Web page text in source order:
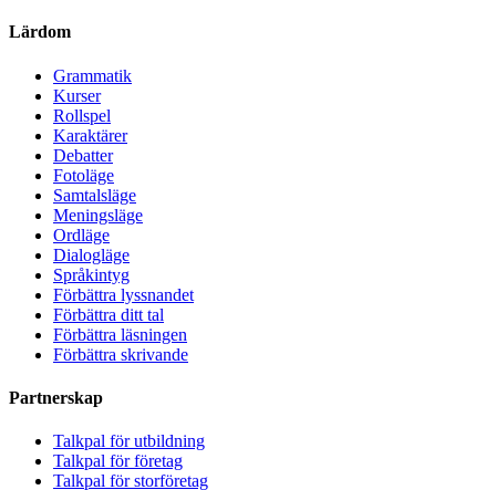
Lärdom
Grammatik
Kurser
Rollspel
Karaktärer
Debatter
Fotoläge
Samtalsläge
Meningsläge
Ordläge
Dialogläge
Språkintyg
Förbättra lyssnandet
Förbättra ditt tal
Förbättra läsningen
Förbättra skrivande
Partnerskap
Talkpal för utbildning
Talkpal för företag
Talkpal för storföretag